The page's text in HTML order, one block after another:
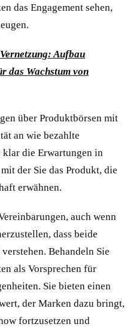
das Engagement sehen,
Aufbau
das Wachstum von
über Produktbörsen mit
an wie bezahlte
klar die Erwartungen in
der Sie das Produkt, die
erwähnen.
auch wenn
dass beide
Behandeln Sie
als Vorsprechen für
Sie bieten einen
der Marken dazu bringt,
fortzusetzen und